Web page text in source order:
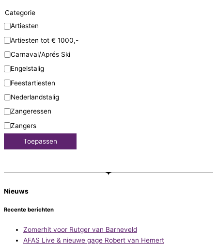
Categorie
Artiesten
Artiesten tot € 1000,-
Carnaval/Aprés Ski
Engelstalig
Feestartiesten
Nederlandstalig
Zangeressen
Zangers
Toepassen
Nieuws
Recente berichten
Zomerhit voor Rutger van Barneveld
AFAS Live & nieuwe gage Robert van Hemert